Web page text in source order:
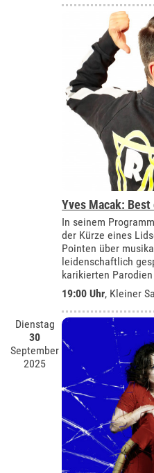
Yves Macak:
In seinem
der Kürze eines
Pointen über
leidenschaftlich
karikierten
19:00 Uhr, Kleiner
Dienstag
30
September
2025